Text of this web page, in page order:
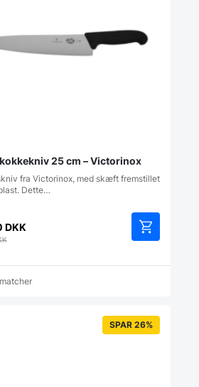
25 cm – Victorinox
fra Victorinox, med skæft fremstillet
Dette…
DKK
SPAR 26%